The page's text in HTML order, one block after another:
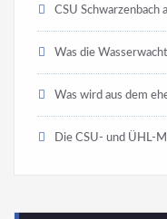
CSU Schwarzenbach
Was die
Was wird aus dem
Die CSU- und ÜHL-